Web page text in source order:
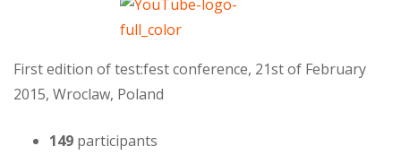
First edition of test:fest conference, 21st of February
2015, Wroclaw, Poland
149 participants